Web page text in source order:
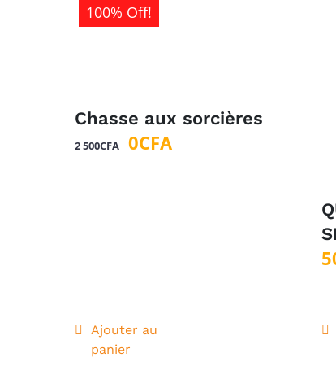
100% Off!
Chasse aux sorcières
2 500CFA
Le
0CFALe
Ajouter au
panier